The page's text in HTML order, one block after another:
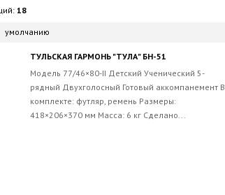
18
умолчанию
ТУЛЬСКАЯ ГАРМОНЬ "ТУЛА" БН-51
Модель 77/46×80-II Детский Ученический 5-
рядный Двухголосный Готовый аккомпанемент В
комплекте: футляр, ремень Размеры:
418×206×370 мм Масса: 6 кг Сделано...